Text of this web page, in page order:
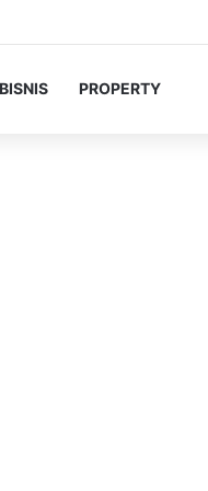
BISNIS PROPERTY